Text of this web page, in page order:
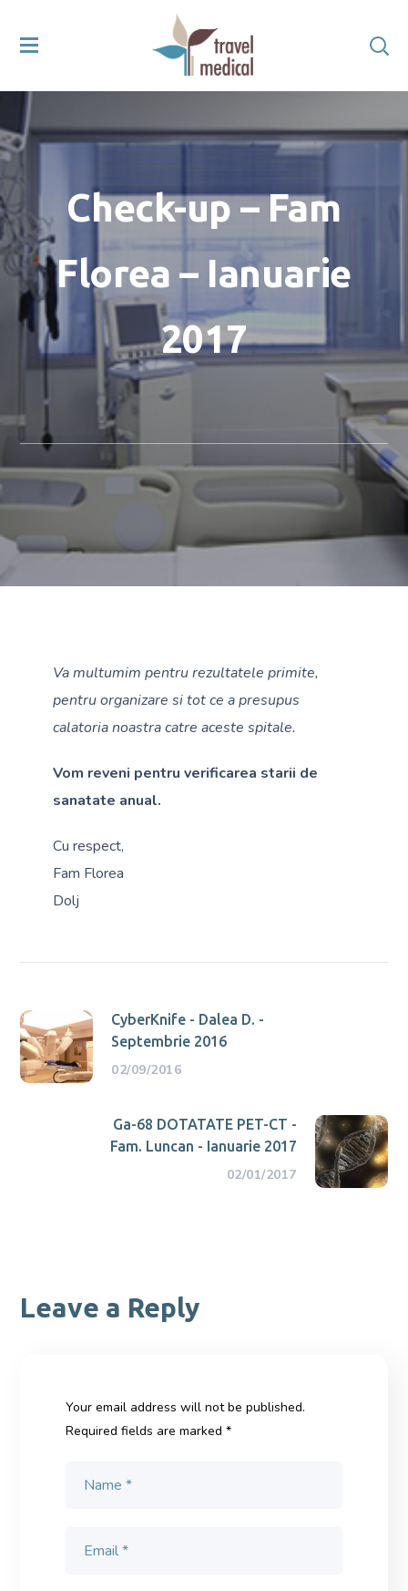
Check-up – Fam
Florea – Ianuarie
2017
Va multumim pentru rezultatele primite,
pentru organizare si tot ce a presupus
calatoria noastra catre aceste spitale.
Vom reveni pentru verificarea starii de
sanatate anual.
Cu respect,
Fam Florea
Dolj
CyberKnife - Dalea D. -
Septembrie 2016
02/09/2016
Ga-68 DOTATATE PET-CT -
Fam. Luncan - Ianuarie 2017
02/01/2017
Leave a Reply
Your email address will not be published.
Required fields are marked*